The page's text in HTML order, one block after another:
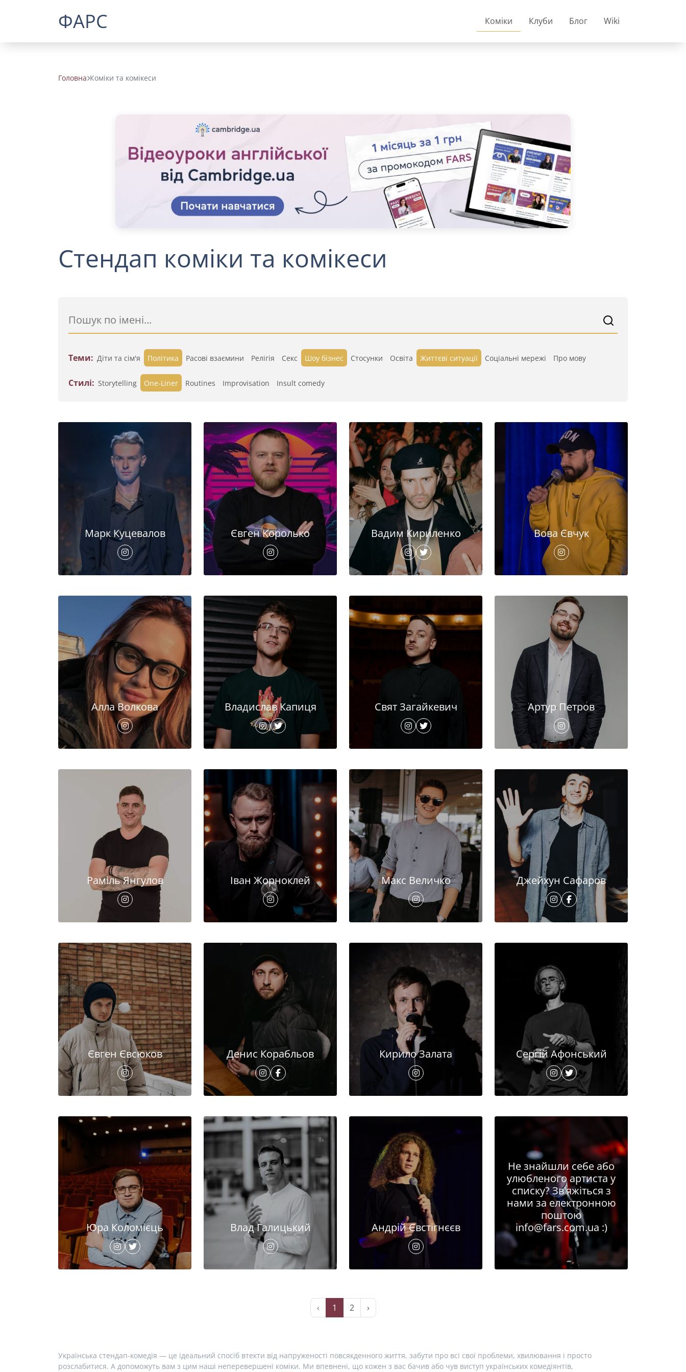
ФАРС Коміки Клуби Блог Wiki
Головна Коміки та комікеси
Стендап коміки та комікеси
Теми: Діти та сім'я Політика Расові взаємини Релігія Секс Шоу бізнес Стосунки Освіта Життєві ситуації Cоціальні мережі Про мову
Стилі: Storytelling One-Liner Routines Improvisation Insult comedy
Марк Куцевалов Євген Королько Вадим Кириленко Вова Євчук
Алла Волкова Владислав Капиця Свят Загайкевич Артур Петров
Раміль Янгулов Іван Жорноклей Макс Величко Джейхун Сафаров
Євген Євсюков Денис Корабльов Кирило Залата Сергій Афонський
Юра Коломієць Влад Галицький Андрій Євстігнєєв
Не знайшли себе або
улюбленого артиста у
списку? Зв'яжіться з
нами за електронною
поштою
info@fars.com.ua :)
‹ 1 2 ›
Українська стендап-комедія — це ідеальний спосіб втекти від напруженості повсякденного життя, забути про всі свої проблеми, хвилювання і просто
розслабитися. А допоможуть вам з цим наші неперевершені коміки. Ми впевнені, що кожен з вас бачив або чув виступ українських комедіянтів,